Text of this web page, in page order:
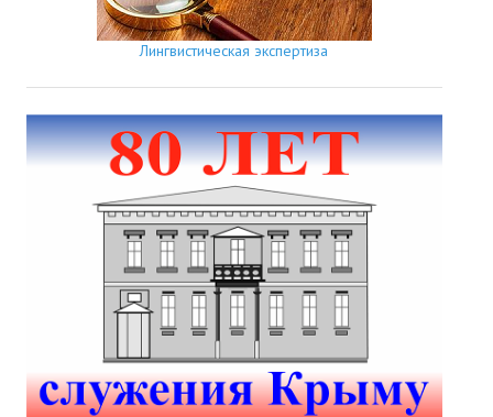
Лингвистическая экспертиза